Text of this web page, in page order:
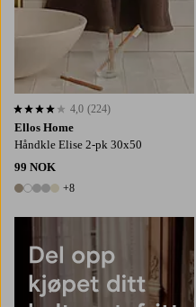
Ellos Home
Håndkle Elise 2-pk 30x50
99 NOK
13 farger
+8
4,0 basert på 224 karaktergivninger
4,0 (224)